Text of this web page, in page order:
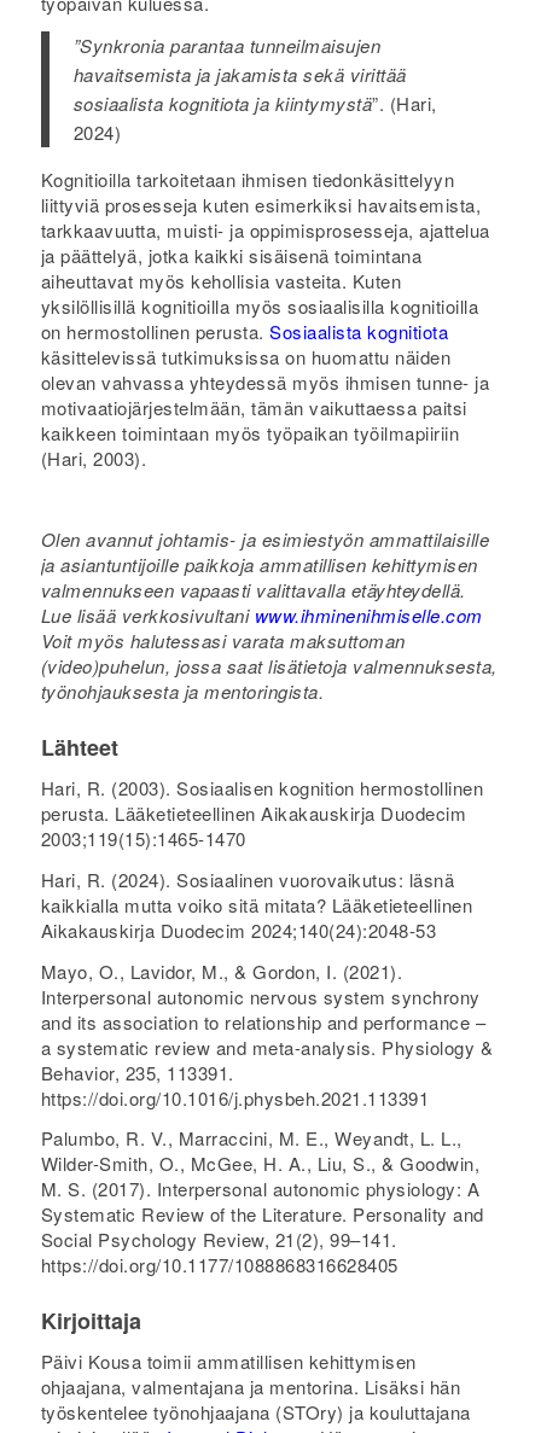
”Synkronia parantaa tunneilmaisujen
havaitsemista ja jakamista sekä virittää
sosiaalista kognitiota ja kiintymystä”. (Hari,
2024)
Kognitioilla tarkoitetaan ihmisen tiedonkäsittelyyn
liittyviä prosesseja kuten esimerkiksi havaitsemista,
tarkkaavuutta, muisti- ja oppimisprosesseja, ajattelua
ja päättelyä, jotka kaikki sisäisenä toimintana
aiheuttavat myös kehollisia vasteita. Kuten
yksilöllisillä kognitioilla myös sosiaalisilla kognitioilla
on hermostollinen perusta.Sosiaalista kognitiota
käsittelevissä tutkimuksissa on huomattu näiden
olevan vahvassa yhteydessä myös ihmisen tunne- ja
motivaatiojärjestelmään, tämän vaikuttaessa paitsi
kaikkeen toimintaan myös työpaikan työilmapiiriin
(Hari, 2003).
Olen avannut johtamis- ja esimiestyön ammattilaisille
ja asiantuntijoille paikkoja ammatillisen kehittymisen
valmennukseen vapaasti valittavalla etäyhteydellä.
Lue lisää verkkosivultani www.ihminenihmiselle.com
Voit myös halutessasi varata maksuttoman
(video)puhelun, jossa saat lisätietoja valmennuksesta,
työnohjauksesta ja mentoringista.
Lähteet
Hari, R. (2003). Sosiaalisen kognition hermostollinen
perusta. Lääketieteellinen Aikakauskirja Duodecim
2003;119(15):1465-1470
Hari, R. (2024). Sosiaalinen vuorovaikutus: läsnä
kaikkialla mutta voiko sitä mitata? Lääketieteellinen
Aikakauskirja Duodecim 2024;140(24):2048-53
Mayo, O., Lavidor, M., & Gordon, I. (2021).
Interpersonal autonomic nervous system synchrony
and its association to relationship and performance –
a systematic review and meta-analysis. Physiology &
Behavior, 235, 113391.
https://doi.org/10.1016/j.physbeh.2021.113391
Palumbo, R. V., Marraccini, M. E., Weyandt, L. L.,
Wilder-Smith, O., McGee, H. A., Liu, S., & Goodwin,
M. S. (2017). Interpersonal autonomic physiology: A
Systematic Review of the Literature. Personality and
Social Psychology Review, 21(2), 99–141.
https://doi.org/10.1177/1088868316628405
Kirjoittaja
Päivi Kousa toimii ammatillisen kehittymisen
ohjaajana, valmentajana ja mentorina. Lisäksi hän
työskentelee työnohjaajana (STOry) ja kouluttajana